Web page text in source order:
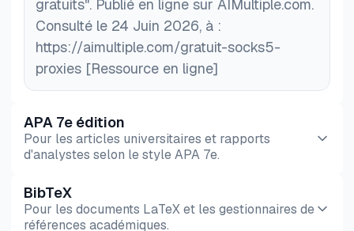
gratuits". Publié en ligne sur AIMultiple.com.
Consulté le 24 Juin 2026, à :
https://aimultiple.com/gratuit-socks5-
proxies [Ressource en ligne]
APA 7e édition
Pour les articles universitaires et rapports
d'analystes selon le style APA 7e.
Aperçu HTML Copier
BibTeX
Pour les documents LaTeX et les gestionnaires de
références académiques.